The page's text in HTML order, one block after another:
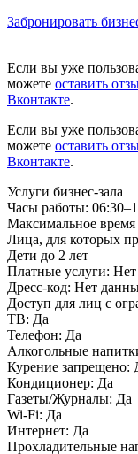
Забронировать
Если вы уже
можете оставить
Вконтакте.
Если вы уже
можете оставить
Вконтакте.
Услуги бизнес-зала
Часы работы:
Максимальное
Лица, для которых
Дети до 2 лет
Платные услуги:
Дресс-код: Нет
Доступ для лиц с
ТВ: Да
Телефон: Да
Алкогольные
Курение запрещено:
Кондиционер: Да
Газеты/Журналы: Да
Wi-Fi: Да
Интернет: Да
Прохладительные